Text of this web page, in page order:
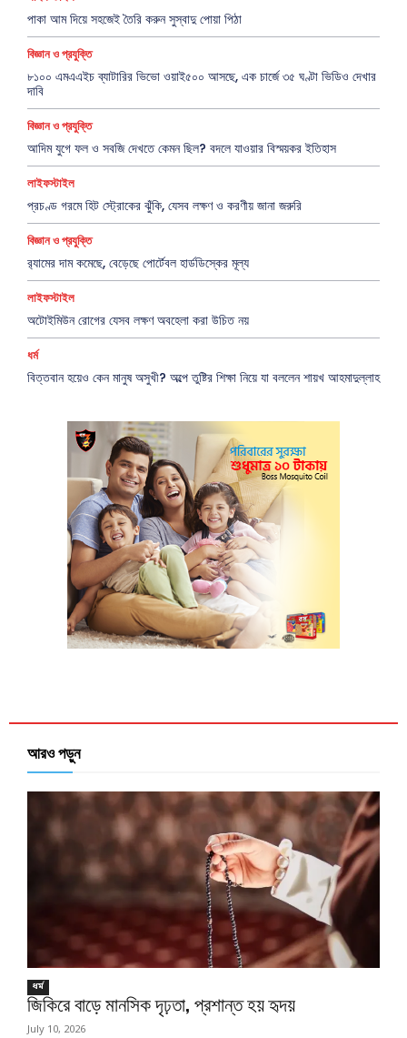
পাকা আম দিয়ে সহজেই তৈরি করুন সুস্বাদু পোয়া পিঠা
বিজ্ঞান ও প্রযুক্তি
৮১০০ এমএএইচ ব্যাটারির ভিভো ওয়াই৫০০ আসছে, এক চার্জে ৩৫ ঘণ্টা ভিডিও দেখার
দাবি
বিজ্ঞান ও প্রযুক্তি
আদিম যুগে ফল ও সবজি দেখতে কেমন ছিল? বদলে যাওয়ার বিস্ময়কর ইতিহাস
লাইফস্টাইল
প্রচণ্ড গরমে হিট স্ট্রোকের ঝুঁকি, যেসব লক্ষণ ও করণীয় জানা জরুরি
বিজ্ঞান ও প্রযুক্তি
র‍্যামের দাম কমেছে, বেড়েছে পোর্টেবল হার্ডডিস্কের মূল্য
লাইফস্টাইল
অটোইমিউন রোগের যেসব লক্ষণ অবহেলা করা উচিত নয়
ধর্ম
বিত্তবান হয়েও কেন মানুষ অসুখী? অল্পে তুষ্টির শিক্ষা নিয়ে যা বললেন শায়খ আহমাদুল্লাহ
আরও পড়ুন
ধর্ম
জিকিরে বাড়ে মানসিক দৃঢ়তা, প্রশান্ত হয় হৃদয়
July 10, 2026